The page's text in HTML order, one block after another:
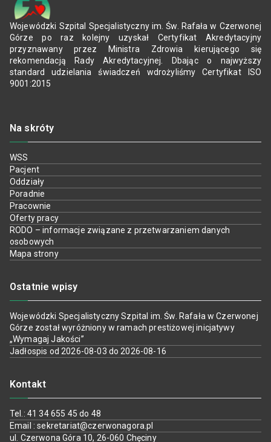
Wojewódzki Szpital Specjalistyczny im. Św. Rafała w Czerwonej
Górze po raz kolejny uzyskał Certyfikat Akredytacyjny
przyznawany przez Ministra Zdrowia kierującego się
rekomendacją Rady Akredytacyjnej. Dbając o najwyższy
standard udzielania świadczeń wdrożyliśmy Certyfikat ISO
9001:2015
Na skróty
WSS
Pacjent
Oddziały
Poradnie
Pracownie
Oferty pracy
RODO – informacje związane z przetwarzaniem danych
osobowych
Mapa strony
Ostatnie wpisy
Wojewódzki Specjalistyczny Szpital im. Św. Rafała w Czerwonej
Górze został wyróżniony w ramach prestiżowej inicjatywy
„Wymagaj Jakości”
Jadłospis od 2026-08-03 do 2026-08-16
Kontakt
Tel.: 41 34 655 45 do 48
Email : sekretariat@czerwonagora.pl
ul. Czerwona Góra 10, 26-060 Chęciny